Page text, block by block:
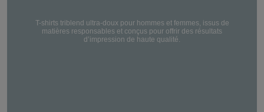
T-shirts triblend ultra-doux pour hommes et femmes, issus de
matières responsables et conçus pour offrir des résultats
d’impression de haute qualité.